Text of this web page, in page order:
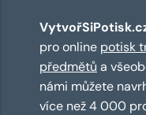
pro online potisk
předmětů a
námi můžete
více než 4 000